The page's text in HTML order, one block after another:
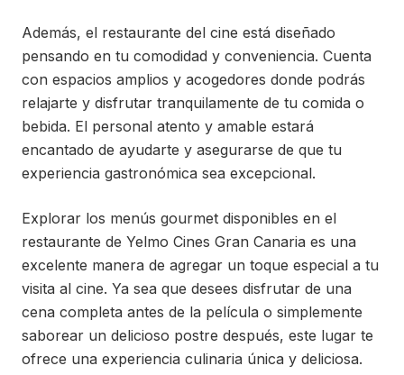
Además, el restaurante del cine está diseñado
pensando en tu comodidad y conveniencia. Cuenta
con espacios amplios y acogedores donde podrás
relajarte y disfrutar tranquilamente de tu comida o
bebida. El personal atento y amable estará
encantado de ayudarte y asegurarse de que tu
experiencia gastronómica sea excepcional.
Explorar los menús gourmet disponibles en el
restaurante de Yelmo Cines Gran Canaria es una
excelente manera de agregar un toque especial a tu
visita al cine. Ya sea que desees disfrutar de una
cena completa antes de la película o simplemente
saborear un delicioso postre después, este lugar te
ofrece una experiencia culinaria única y deliciosa.